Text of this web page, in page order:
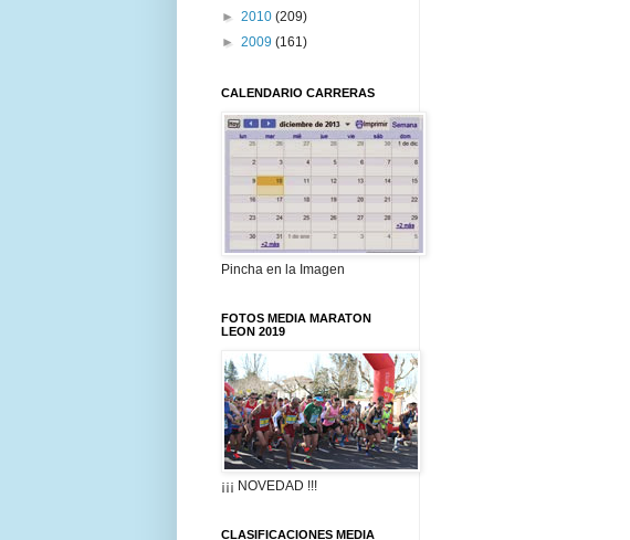
► 2010 (209)
► 2009 (161)
CALENDARIO CARRERAS
Pincha en la Imagen
FOTOS MEDIA MARATON
LEON 2019
¡¡¡ NOVEDAD !!!
CLASIFICACIONES MEDIA